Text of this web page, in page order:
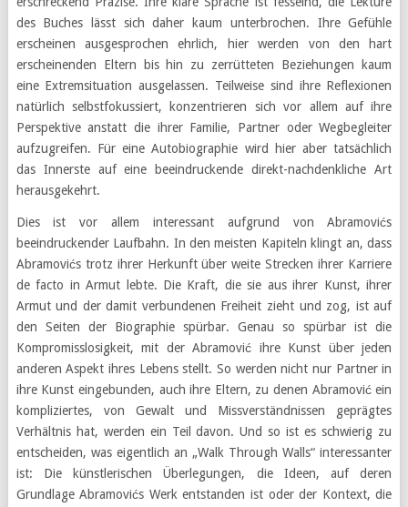
des Buches lässt sich daher kaum unterbrochen. Ihre Gefühle
erscheinen ausgesprochen ehrlich, hier werden von den hart
erscheinenden Eltern bis hin zu zerrütteten Beziehungen kaum
eine Extremsituation ausgelassen. Teilweise sind ihre Reflexionen
natürlich selbstfokussiert, konzentrieren sich vor allem auf ihre
Perspektive anstatt die ihrer Familie, Partner oder Wegbegleiter
aufzugreifen. Für eine Autobiographie wird hier aber tatsächlich
das Innerste auf eine beeindruckende direkt-nachdenkliche Art
herausgekehrt.
Dies ist vor allem interessant aufgrund von Abramovićs
beeindruckender Laufbahn. In den meisten Kapiteln klingt an, dass
Abramovićs trotz ihrer Herkunft über weite Strecken ihrer Karriere
de facto in Armut lebte. Die Kraft, die sie aus ihrer Kunst, ihrer
Armut und der damit verbundenen Freiheit zieht und zog, ist auf
den Seiten der Biographie spürbar. Genau so spürbar ist die
Kompromisslosigkeit, mit der Abramović ihre Kunst über jeden
anderen Aspekt ihres Lebens stellt. So werden nicht nur Partner in
ihre Kunst eingebunden, auch ihre Eltern, zu denen Abramović ein
kompliziertes, von Gewalt und Missverständnissen geprägtes
Verhältnis hat, werden ein Teil davon. Und so ist es schwierig zu
entscheiden, was eigentlich an „Walk Through Walls“ interessanter
ist: Die künstlerischen Überlegungen, die Ideen, auf deren
Grundlage Abramovićs Werk entstanden ist oder der Kontext, die